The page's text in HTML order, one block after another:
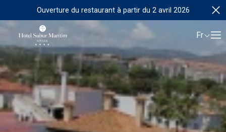
Ouverture du restaurant à partir du 2 avril 2026
Fr